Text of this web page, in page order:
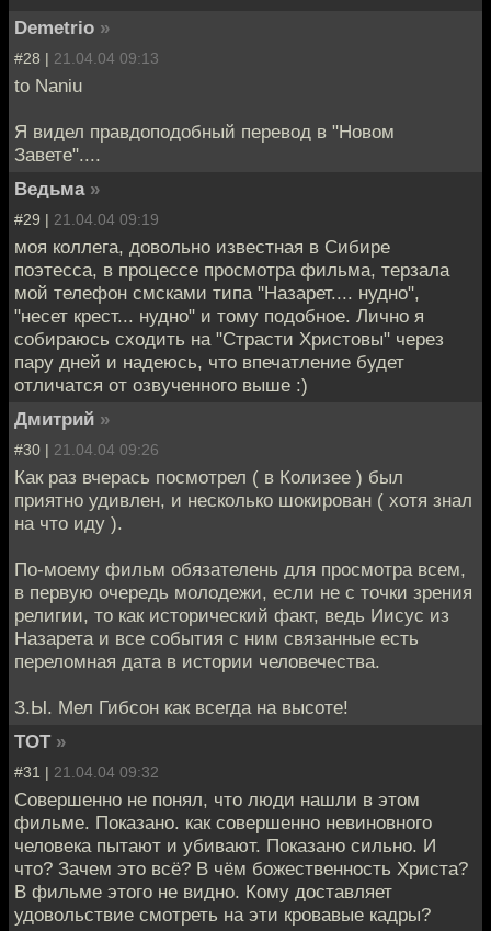
Demetrio »
#28 | 21.04.04 09:13
to Naniu
Я видел правдоподобный перевод в "Новом
Завете"....
Ведьма »
#29 | 21.04.04 09:19
моя коллега, довольно известная в Сибире
поэтесса, в процессе просмотра фильма, терзала
мой телефон смсками типа "Назарет.... нудно",
"несет крест... нудно" и тому подобное. Лично я
собираюсь сходить на "Страсти Христовы" через
пару дней и надеюсь, что впечатление будет
отличатся от озвученного выше :)
Дмитрий »
#30 | 21.04.04 09:26
Как раз вчерась посмотрел ( в Колизее ) был
приятно удивлен, и несколько шокирован ( хотя знал
на что иду ).
По-моему фильм обязателень для просмотра всем,
в первую очередь молодежи, если не с точки зрения
религии, то как исторический факт, ведь Иисус из
Назарета и все события с ним связанные есть
переломная дата в истории человечества.
З.Ы. Мел Гибсон как всегда на высоте!
TOT »
#31 | 21.04.04 09:32
Совершенно не понял, что люди нашли в этом
фильме. Показано. как совершенно невиновного
человека пытают и убивают. Показано сильно. И
что? Зачем это всё? В чём божественность Христа?
В фильме этого не видно. Кому доставляет
удовольствие смотреть на эти кровавые кадры?